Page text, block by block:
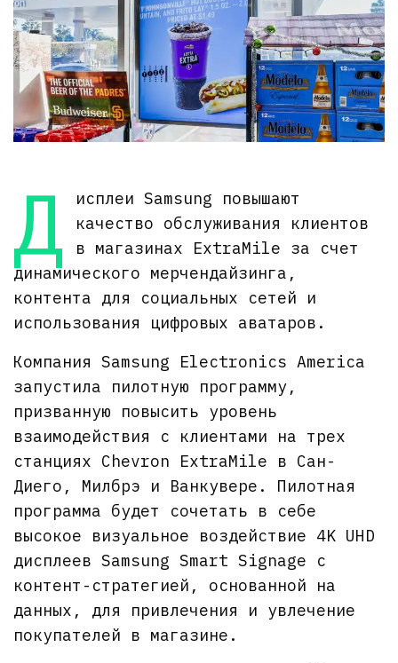
Д
исплеи Samsung повышают
качество обслуживания клиентов
в магазинах ExtraMile за счет
динамического мерчендайзинга,
контента для социальных сетей и
использования цифровых аватаров.
Компания Samsung Electronics America
запустила пилотную программу,
призванную повысить уровень
взаимодействия с клиентами на трех
станциях Chevron ExtraMile в Сан-
Диего, Милбрэ и Ванкувере. Пилотная
программа будет сочетать в себе
высокое визуальное воздействие 4K UHD
дисплеев Samsung Smart Signage с
контент-стратегией, основанной на
данных, для привлечения и увлечение
покупателей в магазине.